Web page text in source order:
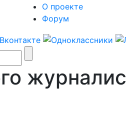
О проекте
Форум